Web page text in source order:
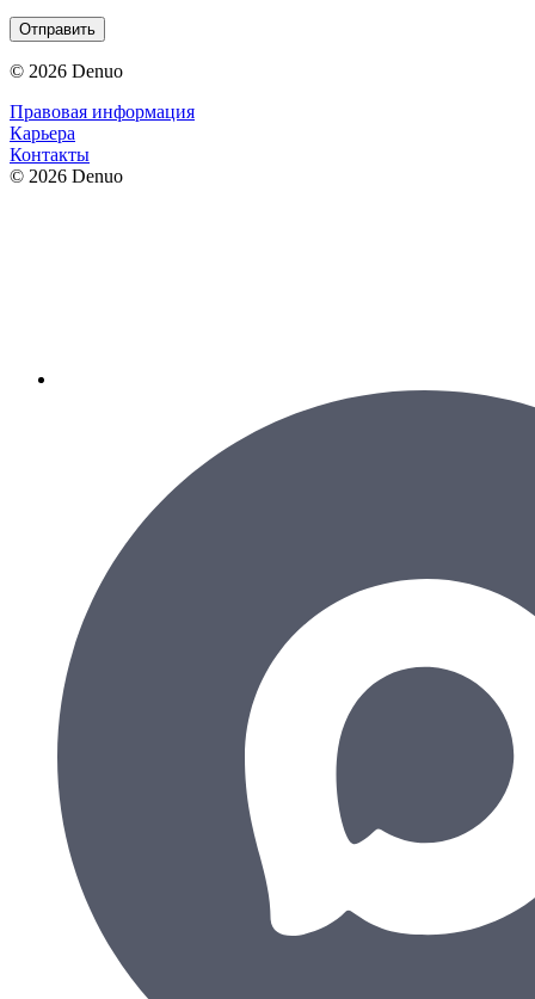
Отправить
© 2026 Denuo
Правовая информация
Карьера
Контакты
© 2026 Denuo